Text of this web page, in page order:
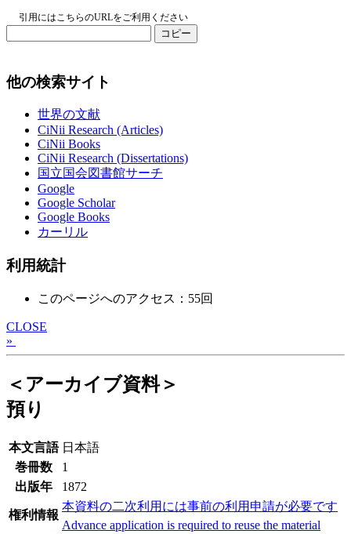
引用にはこちらのURLをご利用ください
コピー
他の検索サイト
世界の文献
CiNii Research (Articles)
CiNii Books
CiNii Research (Dissertations)
国立国会図書館サーチ
Google
Google Scholar
Google Books
カーリル
利用統計
このページへのアクセス：55回
CLOSE
»
＜アーカイブ資料＞
預り
本文言語 日本語
巻冊数
1
出版年
1872
権利情報
本資料の二次利用には事前の利用申請が必要です
Advance application is required to reuse the material